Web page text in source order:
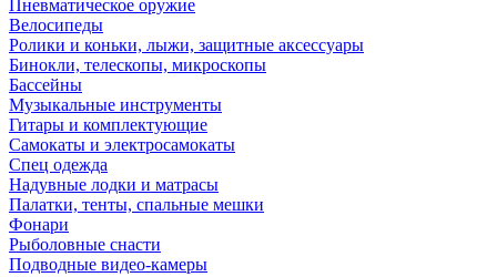
Пневматическое оружие
Велосипеды
Ролики и коньки, лыжи, защитные аксессуары
Бинокли, телескопы, микроскопы
Бассейны
Музыкальные инструменты
Гитары и комплектующие
Самокаты и электросамокаты
Спец одежда
Надувные лодки и матрасы
Палатки, тенты, спальные мешки
Фонари
Рыболовные снасти
Подводные видео-камеры